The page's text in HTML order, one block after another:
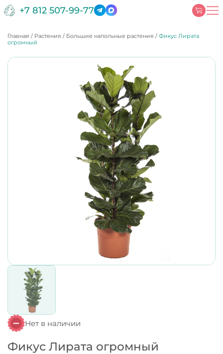
+7 812 507-99-77
Главная / Растения / Большие напольные растения /Фикус Лирата
огромный
Нет в наличии
Фикус Лирата огромный